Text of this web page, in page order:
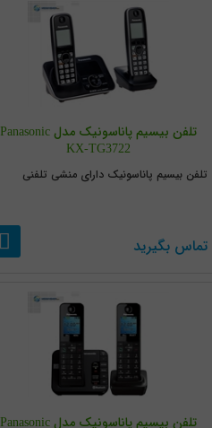
تلفن بیسیم پاناسونیک مدل Panasonic
KX-TG3722
تلفن بیسیم پاناسونیک دارای منشی تلفنی
تماس بگیرید
تلفن بیسیم پاناسونیک مدل Panasonic